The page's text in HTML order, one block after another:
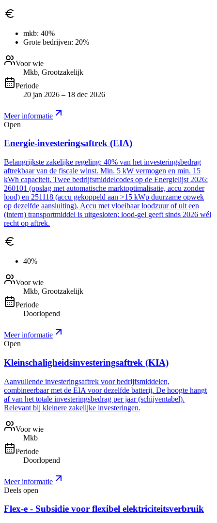
mkb: 40%
Grote bedrijven: 20%
Voor wie
Mkb, Grootzakelijk
Periode
20 jan 2026 – 18 dec 2026
Meer informatie
Open
Energie-investeringsaftrek (EIA)
Belangrijkste zakelijke regeling: 40% van het investeringsbedrag
aftrekbaar van de fiscale winst. Min. 5 kW vermogen en min. 15
kWh capaciteit. Twee bedrijfsmiddelcodes op de Energielijst 2026:
260101 (opslag met automatische marktoptimalisatie, accu zonder
lood) en 251118 (accu gekoppeld aan >15 kWp duurzame opwek
op dezelfde aansluiting). Accu met vloeibaar loodzuur of uit een
(intern) transportmiddel is uitgesloten; lood-gel geeft sinds 2026 wél
recht op aftrek.
40%
Voor wie
Mkb, Grootzakelijk
Periode
Doorlopend
Meer informatie
Open
Kleinschaligheidsinvesteringsaftrek (KIA)
Aanvullende investeringsaftrek voor bedrijfsmiddelen,
combineerbaar met de EIA voor dezelfde batterij. De hoogte hangt
af van het totale investeringsbedrag per jaar (schijventabel).
Relevant bij kleinere zakelijke investeringen.
Voor wie
Mkb
Periode
Doorlopend
Meer informatie
Deels open
Flex-e - Subsidie voor flexibel elektriciteitsverbruik